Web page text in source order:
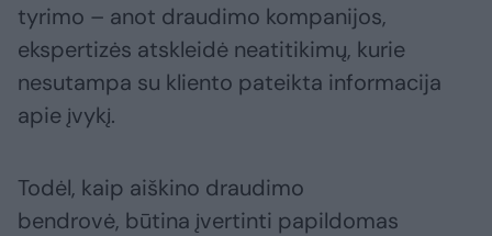
tyrimo – anot draudimo kompanijos,
ekspertizės atskleidė neatitikimų, kurie
nesutampa su kliento pateikta informacija
apie įvykį.
Todėl, kaip aiškino draudimo
bendrovė, būtina įvertinti papildomas